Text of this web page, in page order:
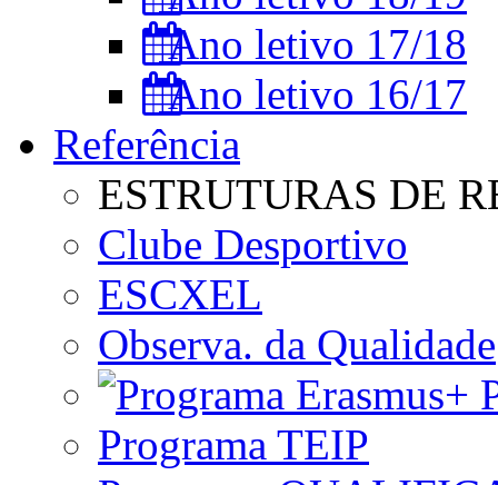
Ano letivo 17/18
Ano letivo 16/17
Referência
ESTRUTURAS DE
Clube Desportivo
ESCXEL
Observa. da Qualidade
Programa TEIP